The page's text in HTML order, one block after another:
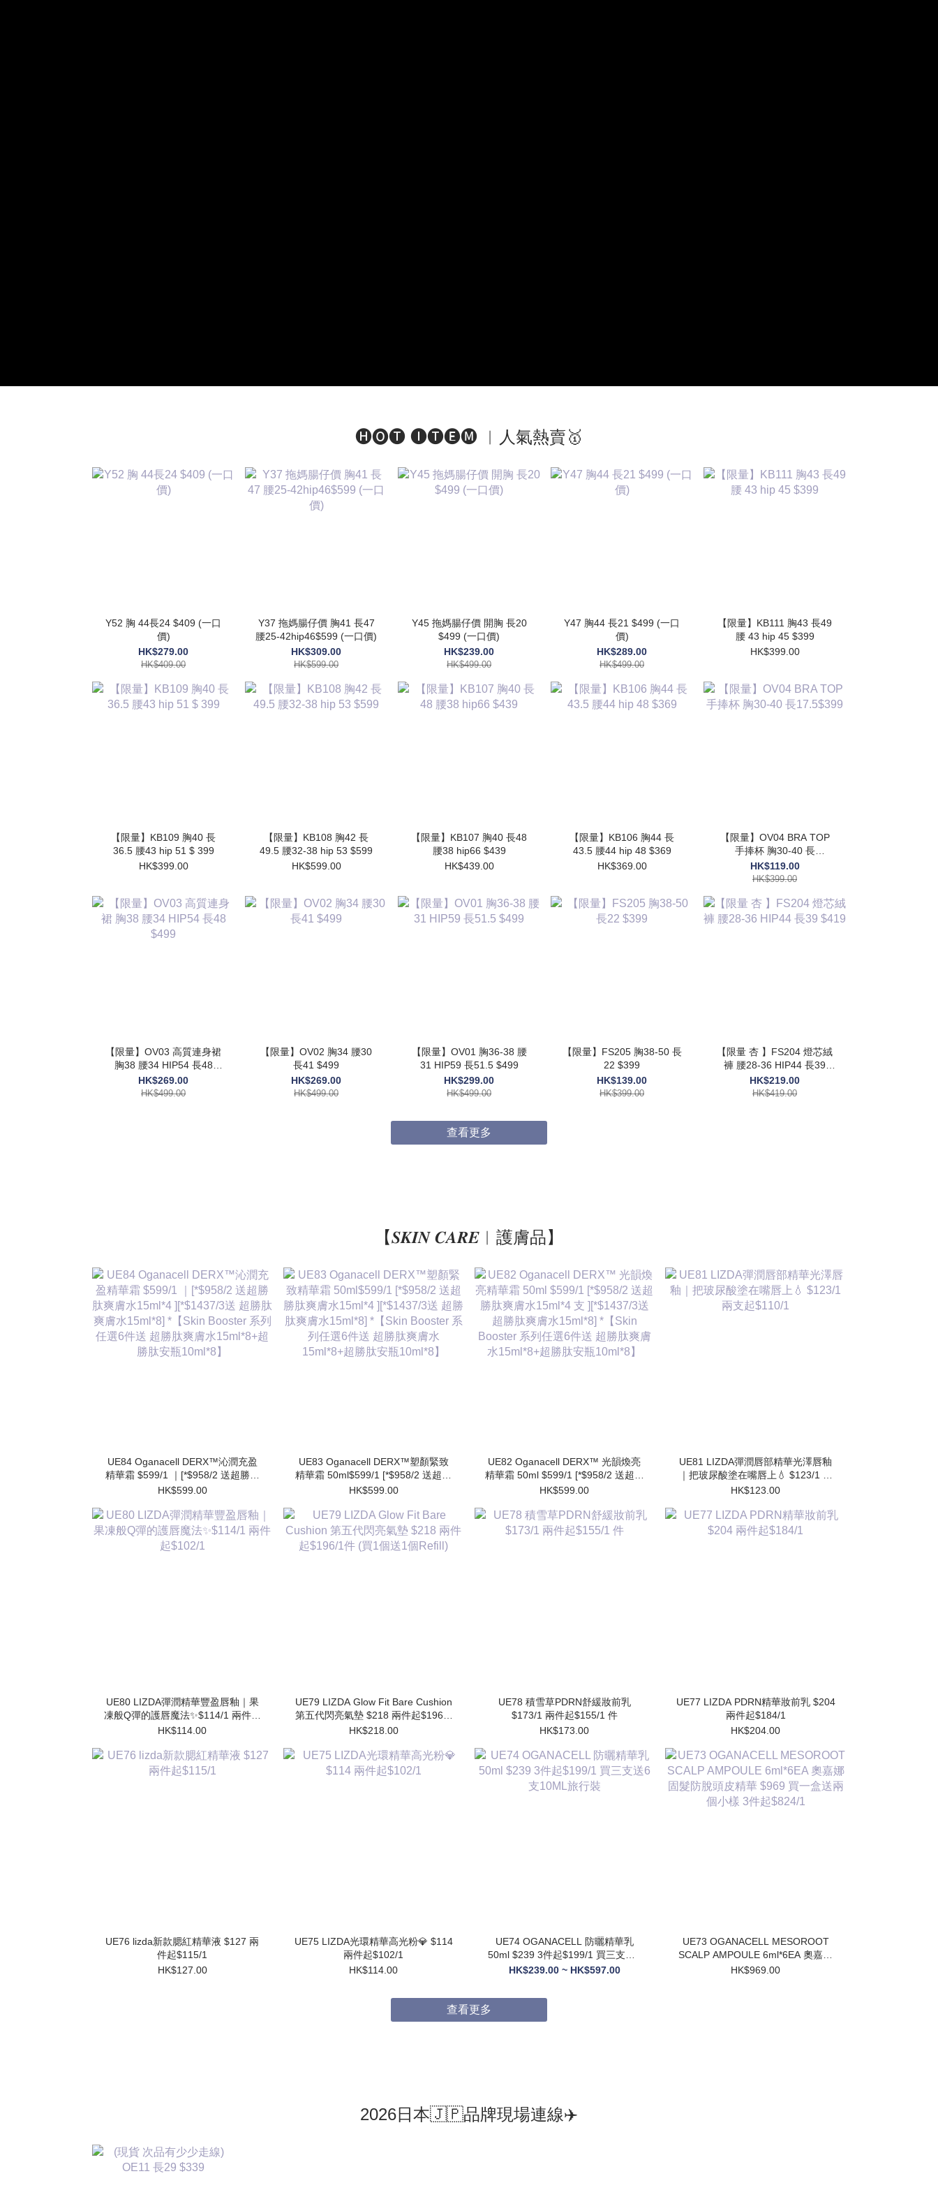
🅗🅞🅣 🅘🅣🅔🅜 ︱人氣熱賣🥇
Y52 胸 44長24 $409 (一口
價)
HK$279.00
HK$409.00
Y37 拖媽腸仔價 胸41 長47
腰25-42hip46$599 (一口價)
HK$309.00
HK$599.00
Y45 拖媽腸仔價 開胸 長20
$499 (一口價)
HK$239.00
HK$499.00
Y47 胸44 長21 $499 (一口
價)
HK$289.00
HK$499.00
【限量】KB111 胸43 長49
腰 43 hip 45 $399
HK$399.00
【限量】KB109 胸40 長
36.5 腰43 hip 51 $ 399
HK$399.00
【限量】KB108 胸42 長
49.5 腰32-38 hip 53 $599
HK$599.00
【限量】KB107 胸40 長48
腰38 hip66 $439
HK$439.00
【限量】KB106 胸44 長
43.5 腰44 hip 48 $369
HK$369.00
【限量】OV04 BRA TOP
手捧杯 胸30-40 長
17.5$399
HK$119.00
HK$399.00
【限量】OV03 高質連身裙
胸38 腰34 HIP54 長48
$499
HK$269.00
HK$499.00
【限量】OV02 胸34 腰30
長41 $499
HK$269.00
HK$499.00
【限量】OV01 胸36-38 腰
31 HIP59 長51.5 $499
HK$299.00
HK$499.00
【限量】FS205 胸38-50 長
22 $399
HK$139.00
HK$399.00
【限量 杏 】FS204 燈芯絨
褲 腰28-36 HIP44 長39
$419
HK$219.00
HK$419.00
查看更多
【𝑺𝑲𝑰𝑵 𝑪𝑨𝑹𝑬︱護膚品】
UE84 Oganacell DERX™沁潤充盈
精華霜 $599/1 ｜[*$958/2 送超勝肽
爽膚水15ml*4 ][*$1437/3送 超勝肽
任選6件送 超勝肽爽膚水15ml*8+超
勝肽安瓶10ml*8】
HK$599.00
UE83 Oganacell DERX™塑顏緊致
精華霜 50ml$599/1 [*$958/2 送超勝
肽爽膚水15ml*4 ][*$1437/3送 超勝
列任選6件送 超勝肽爽膚水
15ml*8+超勝肽安瓶10ml*8】
HK$599.00
UE82 Oganacell DERX™ 光韻煥亮
精華霜 50ml $599/1 [*$958/2 送超勝
肽爽膚水15ml*4 支 ][*$1437/3送 超
系列任選6件送 超勝肽爽膚水
15ml*8+超勝肽安瓶10ml*8】
HK$599.00
UE81 LIZDA彈潤唇部精華光澤唇釉
｜把玻尿酸塗在嘴唇上💧 $123/1 兩
支起$110/1
HK$123.00
UE80 LIZDA彈潤精華豐盈唇釉｜果
凍般Q彈的護唇魔法✨$114/1 兩件起
$102/1
HK$114.00
UE79 LIZDA Glow Fit Bare Cushion
第五代閃亮氣墊 $218 兩件起$196/1
件 (買1個送1個Refill)
HK$218.00
UE78 積雪草PDRN舒緩妝前乳
$173/1 兩件起$155/1 件
HK$173.00
UE77 LIZDA PDRN精華妝前乳 $204
兩件起$184/1
HK$204.00
UE76 lizda新款腮紅精華液 $127 兩
件起$115/1
HK$127.00
UE75 LIZDA光環精華高光粉💎 $114
兩件起$102/1
HK$114.00
UE74 OGANACELL 防曬精華乳
50ml $239 3件起$199/1 買三支送6
支10ML旅行裝
HK$239.00 ~ HK$597.00
UE73 OGANACELL MESOROOT
SCALP AMPOULE 6ml*6EA 奧嘉娜
固髮防脫頭皮精華 $969 買一盒送兩
HK$969.00
查看更多
2026日本🇯🇵品牌現場連線✈️